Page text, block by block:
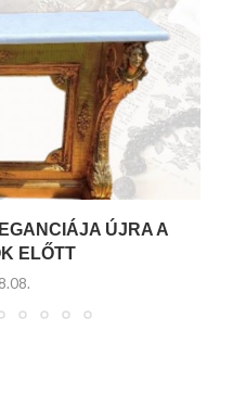
ÚJRA A
ELŐTT